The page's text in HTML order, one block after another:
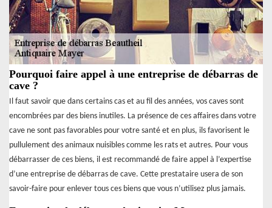
Pourquoi faire appel à une entreprise de débarras de
cave ?
Il faut savoir que dans certains cas et au fil des années, vos caves sont
encombrées par des biens inutiles. La présence de ces affaires dans votre
cave ne sont pas favorables pour votre santé et en plus, ils favorisent le
pullulement des animaux nuisibles comme les rats et autres. Pour vous
débarrasser de ces biens, il est recommandé de faire appel à l’expertise
d’une entreprise de débarras de cave. Cette prestataire usera de son
savoir-faire pour enlever tous ces biens que vous n’utilisez plus jamais.